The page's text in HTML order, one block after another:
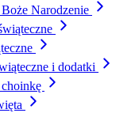
Narodzenie
i dodatki